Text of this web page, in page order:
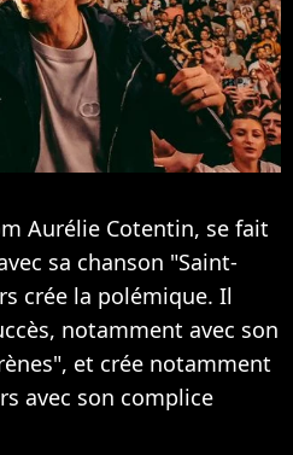
Aurélie Cotentin, se fait
sa chanson "Saint-
crée la polémique. Il
notamment avec son
et crée notamment
avec son complice